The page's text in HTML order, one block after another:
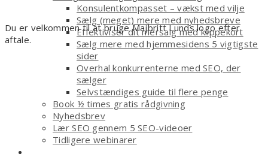
Konsulentkompasset – vækst med vilje
Sælg (meget) mere med nyhedsbreve
Effektiviser dit mersalg med klippekort
Sælg mere med hjemmesidens 5 vigtigste
sider
Overhal konkurrenterne med SEO, der
sælger
Selvstændiges guide til flere penge
Book ½ times gratis rådgivning
Nyhedsbrev
Lær SEO gennem 5 SEO-videoer
Tidligere webinarer
Du er velkommen til at bruge Majbritt Lunds logo efter
aftale.